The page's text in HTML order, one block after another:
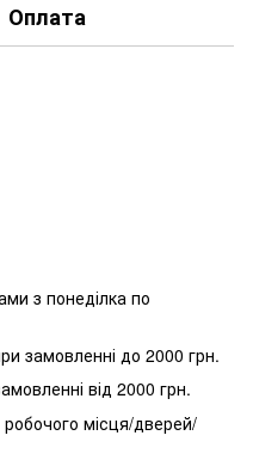
Оплата
з понеділка по
замовленні до 2000 грн.
від 2000 грн.
місця/дверей/